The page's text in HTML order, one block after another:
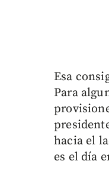
Esa
Para
hacia el
es el día